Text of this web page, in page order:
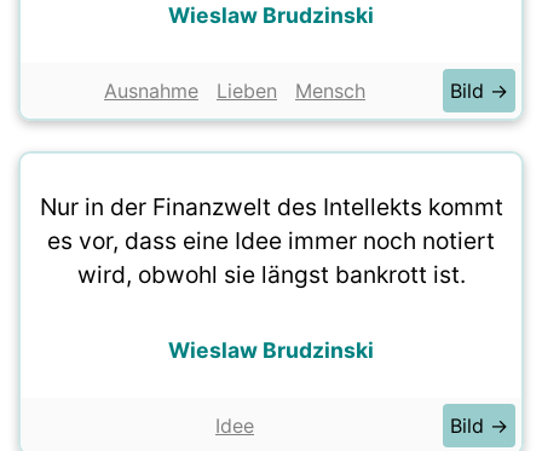
Wieslaw Brudzinski
Ausnahme Lieben Mensch Bild →
Nur in der Finanzwelt des Intellekts kommt
es vor, dass eine Idee immer noch notiert
wird, obwohl sie längst bankrott ist.
Wieslaw Brudzinski
Idee Bild →